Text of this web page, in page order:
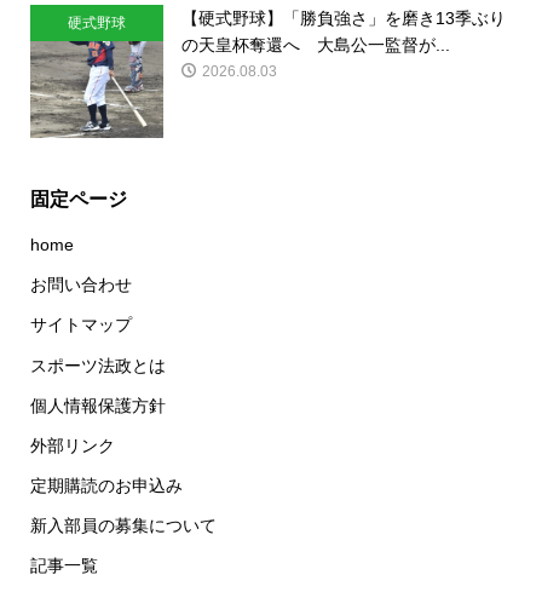
硬式野球
【硬式野球】「勝負強さ」を磨き13季ぶり
の天皇杯奪還へ 大島公一監督が...
2026.08.03
固定ページ
home
お問い合わせ
サイトマップ
スポーツ法政とは
個人情報保護方針
外部リンク
定期購読のお申込み
新入部員の募集について
記事一覧